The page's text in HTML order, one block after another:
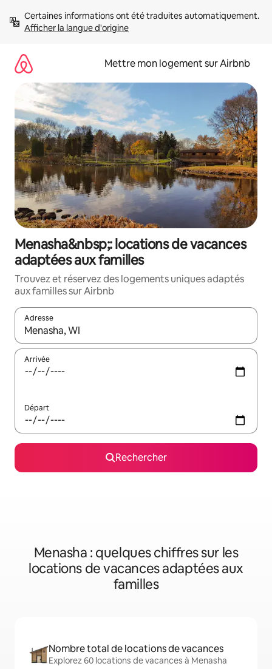
directement
Afficher la langue d'origine
Mettre mon logement sur Airbnb
Menasha&nbsp;: locations de vacances
adaptées aux familles
Trouvez et réservez des logements uniques adaptés
aux familles sur Airbnb
Adresse
Lorsque les résultats s'affichent, utilisez les flèches vers le
Arrivée
Départ
Rechercher
Menasha : quelques chiffres sur les
locations de vacances adaptées aux
familles
Nombre total de locations de vacances
Explorez 60 locations de vacances à Menasha